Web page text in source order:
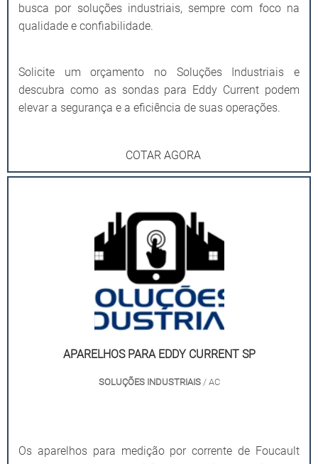
busca por soluções industriais, sempre com foco na
qualidade e confiabilidade.
Solicite um orçamento no Soluções Industriais e
descubra como as sondas para Eddy Current podem
elevar a segurança e a eficiência de suas operações.
COTAR AGORA
APARELHOS PARA EDDY CURRENT SP
SOLUÇÕES INDUSTRIAIS/ AC
Os aparelhos para medição por corrente de Foucault